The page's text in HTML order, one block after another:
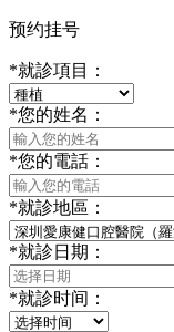
预约挂号
*就診項目：
*您的姓名：
*您的電話：
*就診地區：
*就診日期：
*就診时间：